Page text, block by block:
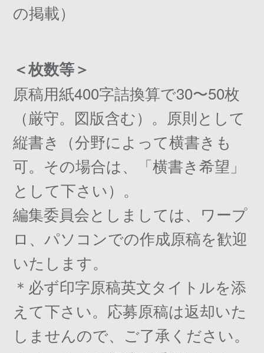
の掲載）
＜枚数等＞
原稿用紙400字詰換算で30〜50枚
（厳守。図版含む）。原則として
縦書き（分野によって横書きも
可。その場合は、「横書き希望」
として下さい）。
編集委員会としましては、ワープ
ロ、パソコンでの作成原稿を歓迎
いたします。
＊必ず印字原稿英文タイトルを添
えて下さい。応募原稿は返却いた
しませんので、ご了承ください。